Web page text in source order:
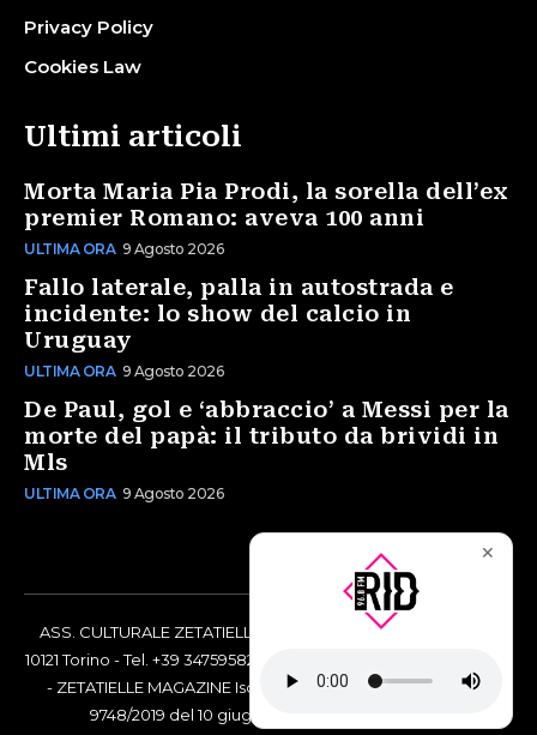
Privacy Policy
Cookies Law
Ultimi articoli
Morta Maria Pia Prodi, la sorella dell’ex
premier Romano: aveva 100 anni
ULTIMA ORA 9 Agosto 2026
Fallo laterale, palla in autostrada e
incidente: lo show del calcio in
Uruguay
ULTIMA ORA 9 Agosto 2026
De Paul, gol e ‘abbraccio’ a Messi per la
morte del papà: il tributo da brividi in
Mls
ULTIMA ORA 9 Agosto 2026
ASS. CULTURALE ZETATIELLE OFF via Vittorio Amedeo II, 21 -
10121 Torino - Tel. +39 3475958238 - Codice Fiscale 97883690014
- ZETATIELLE MAGAZINE Iscrizione al Tribunale di Torino n°
9748/2019 del 10 giugno 2019 - RG n. 16073/2019
✕